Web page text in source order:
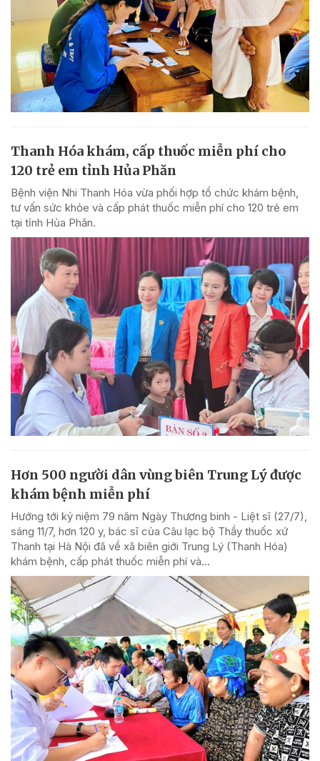
Thanh Hóa khám, cấp thuốc miễn phí cho
120 trẻ em tỉnh Hủa Phăn
Bệnh viện Nhi Thanh Hóa vừa phối hợp tổ chức khám bệnh,
tư vấn sức khỏe và cấp phát thuốc miễn phí cho 120 trẻ em
tại tỉnh Hủa Phăn.
Hơn 500 người dân vùng biên Trung Lý được
khám bệnh miễn phí
Hướng tới kỷ niệm 79 năm Ngày Thương binh - Liệt sĩ (27/7),
sáng 11/7, hơn 120 y, bác sĩ của Câu lạc bộ Thầy thuốc xứ
Thanh tại Hà Nội đã về xã biên giới Trung Lý (Thanh Hóa)
khám bệnh, cấp phát thuốc miễn phí và...